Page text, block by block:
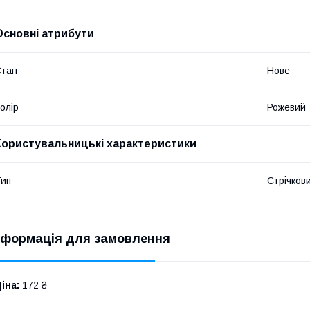
атрибути
Нове
Рожевий
характеристики
для замовлення
172 ₴